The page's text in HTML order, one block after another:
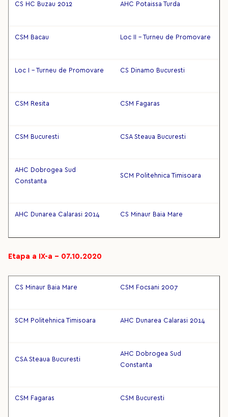
CS HC Buzau 2012 AHC Potaissa Turda
CSM Bacau Loc II - Turneu de Promovare
Loc I - Turneu de Promovare CS Dinamo Bucuresti
CSM Resita CSM Fagaras
CSM Bucuresti CSA Steaua Bucuresti
AHC Dobrogea Sud
Constanta
SCM Politehnica Timisoara
AHC Dunarea Calarasi 2014 CS Minaur Baia Mare
Etapa a IX-a – 07.10.2020
CS Minaur Baia Mare CSM Focsani 2007
SCM Politehnica Timisoara AHC Dunarea Calarasi 2014
CSA Steaua Bucuresti
AHC Dobrogea Sud
Constanta
CSM Fagaras CSM Bucuresti